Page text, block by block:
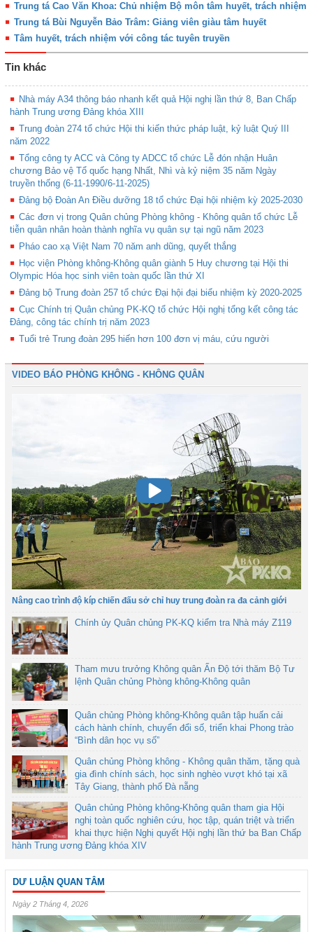
Trung tá Cao Văn Khoa: Chủ nhiệm Bộ môn tâm huyết, trách nhiệm
Trung tá Bùi Nguyễn Bảo Trâm: Giảng viên giàu tâm huyết
Tâm huyết, trách nhiệm với công tác tuyên truyền
Tin khác
Nhà máy A34 thông báo nhanh kết quả Hội nghị lần thứ 8, Ban Chấp
hành Trung ương Đảng khóa XIII
Trung đoàn 274 tổ chức Hội thi kiến thức pháp luật, kỷ luật Quý III
năm 2022
Tổng công ty ACC và Công ty ADCC tổ chức Lễ đón nhận Huân
chương Bảo vệ Tổ quốc hạng Nhất, Nhì và kỷ niệm 35 năm Ngày
truyền thống (6-11-1990/6-11-2025)
Đảng bộ Đoàn An Điều dưỡng 18 tổ chức Đại hội nhiệm kỳ 2025-2030
Các đơn vị trong Quân chủng Phòng không - Không quân tổ chức Lễ
tiễn quân nhân hoàn thành nghĩa vụ quân sự tại ngũ năm 2023
Pháo cao xạ Việt Nam 70 năm anh dũng, quyết thắng
Học viện Phòng không-Không quân giành 5 Huy chương tại Hội thi
Olympic Hóa học sinh viên toàn quốc lần thứ XI
Đảng bộ Trung đoàn 257 tổ chức Đại hội đại biểu nhiệm kỳ 2020-2025
Cục Chính trị Quân chủng PK-KQ tổ chức Hội nghị tổng kết công tác
Đảng, công tác chính trị năm 2023
Tuổi trẻ Trung đoàn 295 hiến hơn 100 đơn vị máu, cứu người
VIDEO BÁO PHÒNG KHÔNG - KHÔNG QUÂN
Nâng cao trình độ kíp chiến đấu sở chỉ huy trung đoàn ra đa cảnh giới
Chính ủy Quân chủng PK-KQ kiểm tra Nhà máy Z119
Tham mưu trưởng Không quân Ấn Độ tới thăm Bộ Tư
lệnh Quân chủng Phòng không-Không quân
Quân chủng Phòng không-Không quân tập huấn cải
cách hành chính, chuyển đổi số, triển khai Phong trào
“Bình dân học vụ số”
Quân chủng Phòng không - Không quân thăm, tặng quà
gia đình chính sách, học sinh nghèo vượt khó tại xã
Tây Giang, thành phố Đà nẵng
Quân chủng Phòng không-Không quân tham gia Hội
nghị toàn quốc nghiên cứu, học tập, quán triệt và triển
khai thực hiện Nghị quyết Hội nghị lần thứ ba Ban Chấp
hành Trung ương Đảng khóa XIV
DƯ LUẬN QUAN TÂM
Ngày 2 Tháng 4, 2026